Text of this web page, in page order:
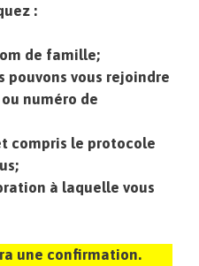
:
de famille;
pouvons vous rejoindre
numéro de
compris le protocole
à laquelle vous
une confirmation.